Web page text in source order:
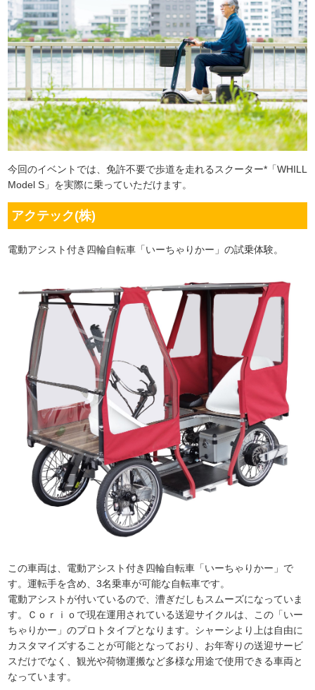
今回のイベントでは、免許不要で歩道を走れるスクーター*「WHILL
Model S」を実際に乗っていただけます。
アクテック(株)
電動アシスト付き四輪自転車「いーちゃりかー」の試乗体験。
この車両は、電動アシスト付き四輪自転車「いーちゃりかー」で
す。運転手を含め、3名乗車が可能な自転車です。
電動アシストが付いているので、漕ぎだしもスムーズになっていま
す。Ｃｏｒｉｏで現在運用されている送迎サイクルは、この「いー
ちゃりかー」のプロトタイプとなります。シャーシより上は自由に
カスタマイズすることが可能となっており、お年寄りの送迎サービ
スだけでなく、観光や荷物運搬など多様な用途で使用できる車両と
なっています。